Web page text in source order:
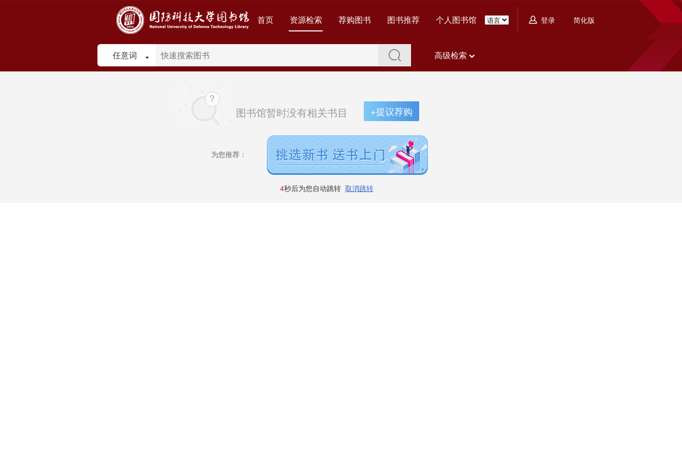
首页 资源检索 荐购图书 图书推荐 个人图书馆 登录 简化版
任意词 高级检索
图书馆暂时没有相关书目 +提议荐购
为您推荐：
4秒后为您自动跳转 取消跳转